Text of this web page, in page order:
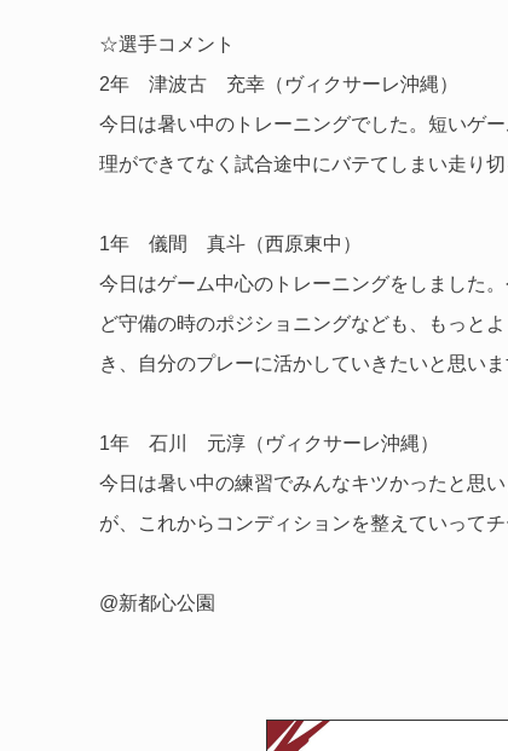
☆選手コメント
2年 津波古 充幸（ヴィクサーレ沖縄）
今日は暑い中のトレーニングでした。短いゲ
理ができてなく試合途中にバテてしまい走り
1年 儀間 真斗（西原東中）
今日はゲーム中心のトレーニングをしました
ど守備の時のポジショニングなども、もっと
き、自分のプレーに活かしていきたいと思いま
1年 石川 元淳（ヴィクサーレ沖縄）
今日は暑い中の練習でみんなキツかったと思
が、これからコンディションを整えていって
@新都心公園